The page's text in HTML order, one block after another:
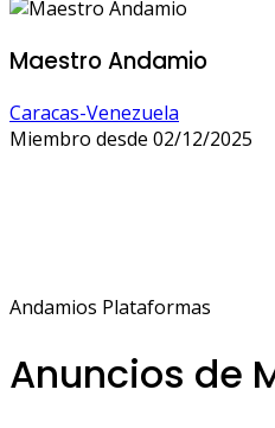
Maestro Andamio
Caracas-Venezuela
Miembro desde 02/12/2025
Andamios Plataformas
Anuncios de